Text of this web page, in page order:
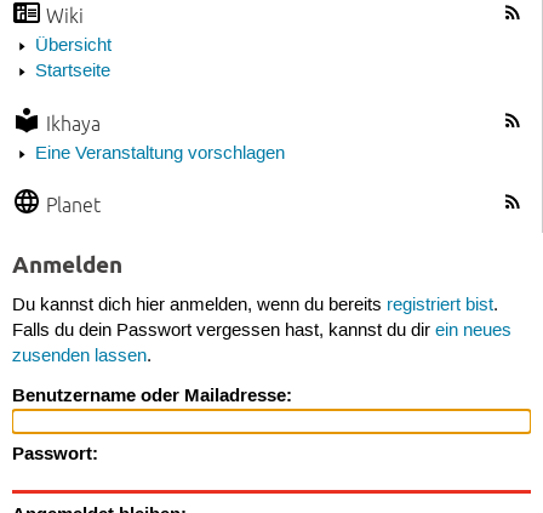
Wiki
Übersicht
Startseite
Ikhaya
Eine Veranstaltung vorschlagen
Planet
Anmelden
Du kannst dich hier anmelden, wenn du bereits registriert bist.
Falls du dein Passwort vergessen hast, kannst du dir ein neues
zusenden lassen.
Benutzername oder Mailadresse:
Passwort: